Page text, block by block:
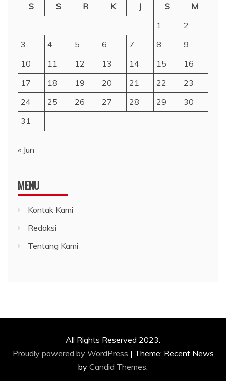
S
S R K J S
M
1
2
3
4 5 6 7 8
9
10
11 12 13 14 15
16
17
18 19 20 21 22
23
24
25 26 27 28 29
30
31
« Jun
MENU
Kontak Kami
Redaksi
Tentang Kami
All Rights Reserved 2023.
Proudly powered by WordPress | Theme: Recent News
by Candid Themes.